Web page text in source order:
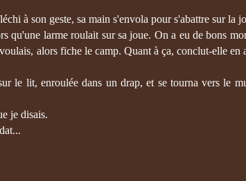
à son geste, sa main s'envola pour s'abattre sur la
qu'une larme roulait sur sa joue. On a eu de bons
alors fiche le camp. Quant à ça, conclut-elle en
le lit, enroulée dans un drap, et se tourna vers le
je disais.